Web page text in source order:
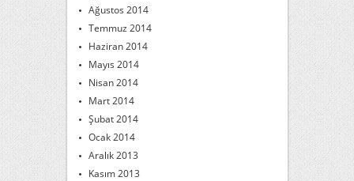
Ağustos 2014
Temmuz 2014
Haziran 2014
Mayıs 2014
Nisan 2014
Mart 2014
Şubat 2014
Ocak 2014
Aralık 2013
Kasım 2013